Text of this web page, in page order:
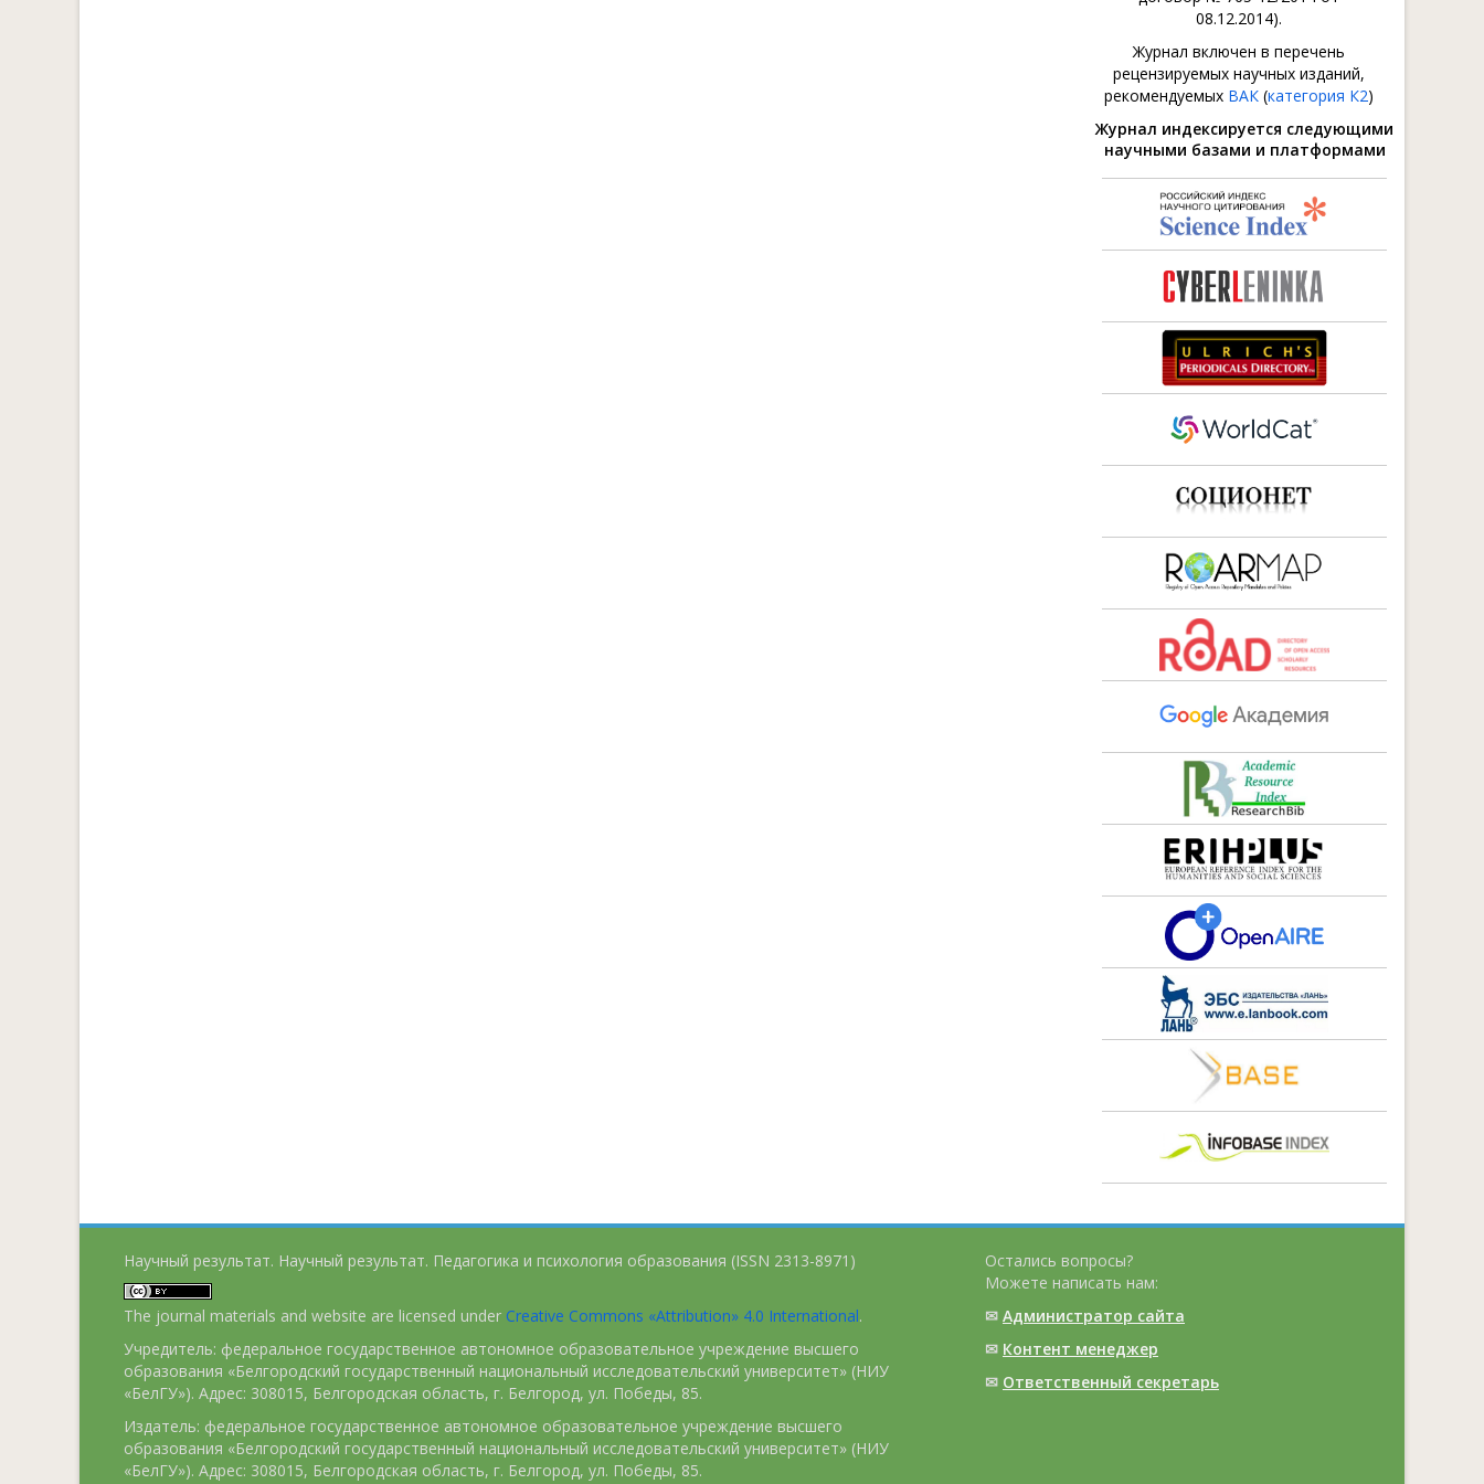
08.12.2014).
Журнал включен в перечень
рецензируемых научных изданий,
рекомендуемых ВАК (категория К2)
Журнал индексируется следующими
научными базами и платформами
Научный результат. Научный результат. Педагогика и психология образования (ISSN 2313-8971)
The journal materials and website are licensed under Creative Commons «Attribution» 4.0 International.
Учредитель: федеральное государственное автономное образовательное учреждение высшего
образования «Белгородский государственный национальный исследовательский университет» (НИУ
«БелГУ»). Адрес: 308015, Белгородская область, г. Белгород, ул. Победы, 85.
Издатель: федеральное государственное автономное образовательное учреждение высшего
образования «Белгородский государственный национальный исследовательский университет» (НИУ
«БелГУ»). Адрес: 308015, Белгородская область, г. Белгород, ул. Победы, 85.
Остались вопросы?
Можете написать нам:
✉ Администратор сайта
✉ Контент менеджер
✉ Ответственный cекретарь